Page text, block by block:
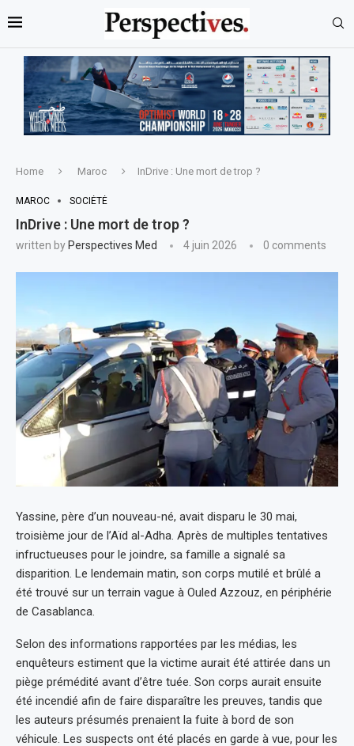
Home Maroc InDrive : Une mort de trop ?
MAROC SOCIÉTÉ
InDrive : Une mort de trop ?
written by Perspectives Med 4 juin 2026 0 comments
Yassine, père d’un nouveau-né, avait disparu le 30 mai,
troisième jour de l’Aïd al-Adha. Après de multiples tentatives
infructueuses pour le joindre, sa famille a signalé sa
disparition. Le lendemain matin, son corps mutilé et brûlé a
été trouvé sur un terrain vague à Ouled Azzouz, en périphérie
de Casablanca.
Selon des informations rapportées par les médias, les
enquêteurs estiment que la victime aurait été attirée dans un
piège prémédité avant d’être tuée. Son corps aurait ensuite
été incendié afin de faire disparaître les preuves, tandis que
les auteurs présumés prenaient la fuite à bord de son
véhicule. Les suspects ont été placés en garde à vue, pour les